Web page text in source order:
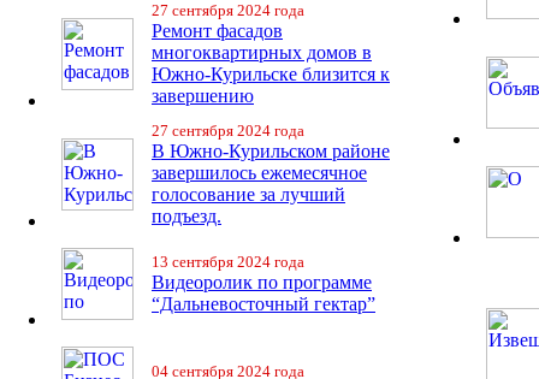
27 сентября 2024 года
Ремонт фасадов
многоквартирных домов в
Южно-Курильске близится к
завершению
27 сентября 2024 года
В Южно-Курильском районе
завершилось ежемесячное
голосование за лучший
подъезд.
13 сентября 2024 года
Видеоролик по программе
“Дальневосточный гектар”
04 сентября 2024 года